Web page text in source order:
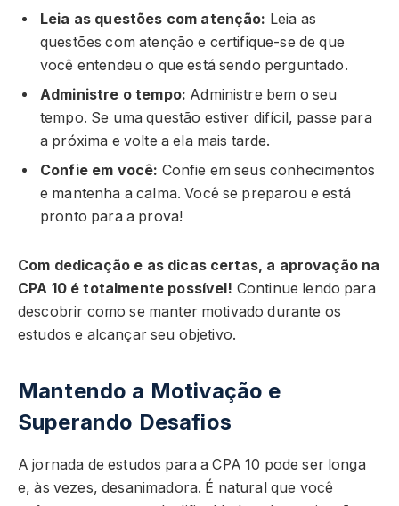
Leia as questões com atenção: Leia as
questões com atenção e certifique-se de que
você entendeu o que está sendo perguntado.
Administre o tempo: Administre bem o seu
tempo. Se uma questão estiver difícil, passe para
a próxima e volte a ela mais tarde.
Confie em você: Confie em seus conhecimentos
e mantenha a calma. Você se preparou e está
pronto para a prova!
Com dedicação e as dicas certas, a aprovação na
CPA 10 é totalmente possível! Continue lendo para
descobrir como se manter motivado durante os
estudos e alcançar seu objetivo.
Mantendo a Motivação e
Superando Desafios
A jornada de estudos para a CPA 10 pode ser longa
e, às vezes, desanimadora. É natural que você